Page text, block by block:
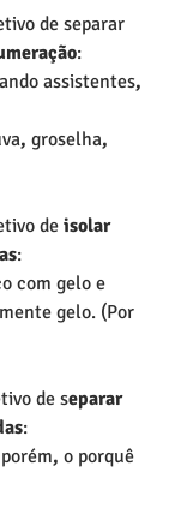
de separar
:
assistentes,
, groselha,
de isolar
:
com gelo e
gelo. (Por
de separar
:
porém, o porquê